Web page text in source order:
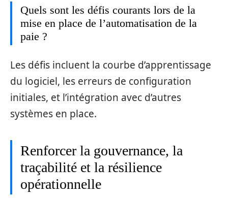
Quels sont les défis courants lors de la
mise en place de l’automatisation de la
paie ?
Les défis incluent la courbe d’apprentissage
du logiciel, les erreurs de configuration
initiales, et l’intégration avec d’autres
systèmes en place.
Renforcer la gouvernance, la
traçabilité et la résilience
opérationnelle